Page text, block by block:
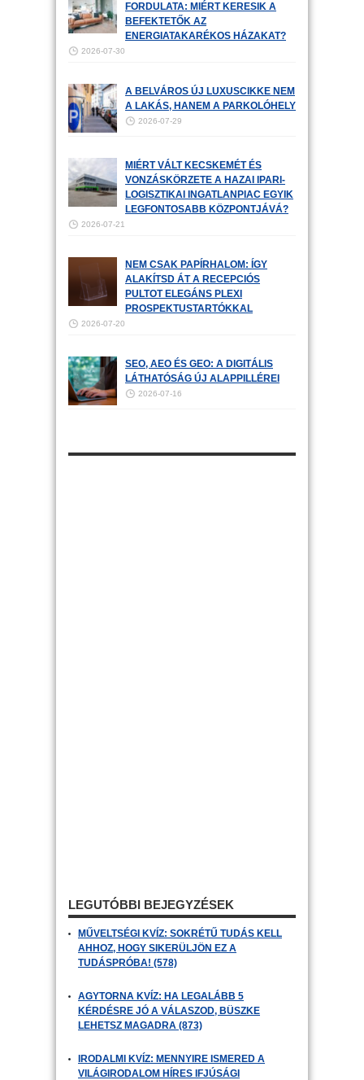
FORDULATA: MIÉRT KERESIK A
BEFEKTETŐK AZ
ENERGIATAKARÉKOS HÁZAKAT?
2026-07-30
A BELVÁROS ÚJ LUXUSCIKKE NEM
A LAKÁS, HANEM A PARKOLÓHELY
2026-07-29
MIÉRT VÁLT KECSKEMÉT ÉS
VONZÁSKÖRZETE A HAZAI IPARI-
LOGISZTIKAI INGATLANPIAC EGYIK
LEGFONTOSABB KÖZPONTJÁVÁ?
2026-07-21
NEM CSAK PAPÍRHALOM: ÍGY
ALAKÍTSD ÁT A RECEPCIÓS
PULTOT ELEGÁNS PLEXI
PROSPEKTUSTARTÓKKAL
2026-07-20
SEO, AEO ÉS GEO: A DIGITÁLIS
LÁTHATÓSÁG ÚJ ALAPPILLÉREI
2026-07-16
LEGUTÓBBI BEJEGYZÉSEK
MŰVELTSÉGI KVÍZ: SOKRÉTŰ TUDÁS KELL
AHHOZ, HOGY SIKERÜLJÖN EZ A
TUDÁSPRÓBA! (578)
AGYTORNA KVÍZ: HA LEGALÁBB 5
KÉRDÉSRE JÓ A VÁLASZOD, BÜSZKE
LEHETSZ MAGADRA (873)
IRODALMI KVÍZ: MENNYIRE ISMERED A
VILÁGIRODALOM HÍRES IFJÚSÁGI